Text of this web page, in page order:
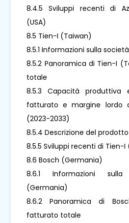
8.4.5 Sviluppi recenti di
(USA)
8.5 Tien-I (Taiwan)
8.5.1 Informazioni sulla
8.5.2 Panoramica di Tien-I
totale
8.5.3 Capacità produttiva
fatturato e margine lordo
(2023-2033)
8.5.4 Descrizione del
8.5.5 Sviluppi recenti di Tien-I
8.6 Bosch (Germania)
8.6.1 Informazioni
(Germania)
8.6.2 Panoramica di
fatturato totale